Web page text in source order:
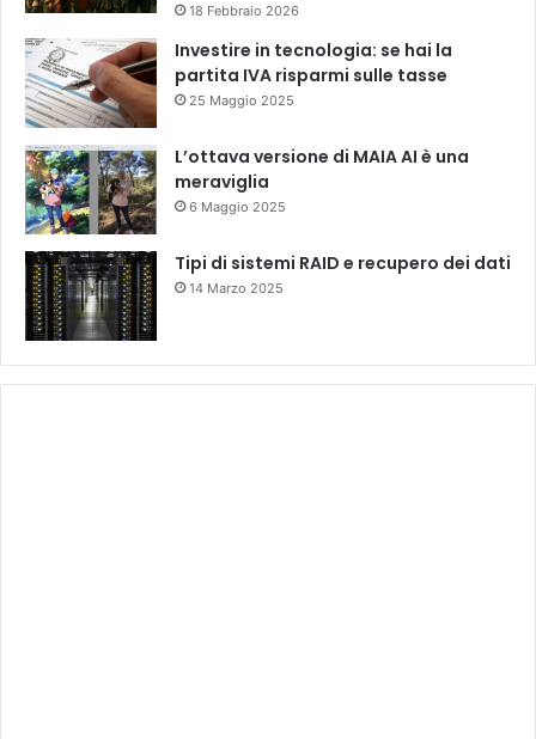
18 Febbraio 2026
Investire in tecnologia: se hai la
partita IVA risparmi sulle tasse
25 Maggio 2025
L’ottava versione di MAIA AI è una
meraviglia
6 Maggio 2025
Tipi di sistemi RAID e recupero dei dati
14 Marzo 2025